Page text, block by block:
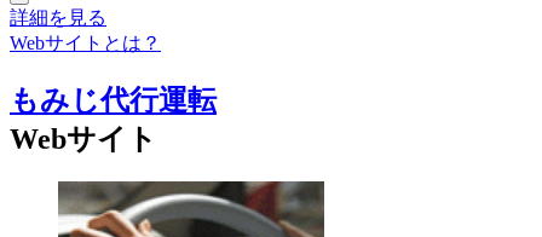
詳細を見る
Webサイトとは？
もみじ代行運転
Webサイト